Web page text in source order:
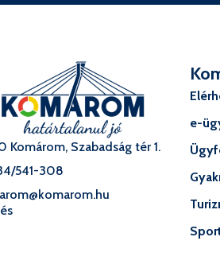
Komárom, Szabadság tér 1.
541-308
e-